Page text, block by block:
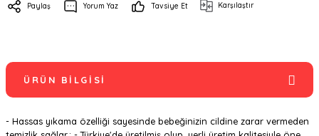
Paylaş Yorum Yaz Tavsiye Et Karşılaştır
ÜRÜN BILGISI
- Hassas yıkama özelliği sayesinde bebeğinizin cildine zarar vermeden